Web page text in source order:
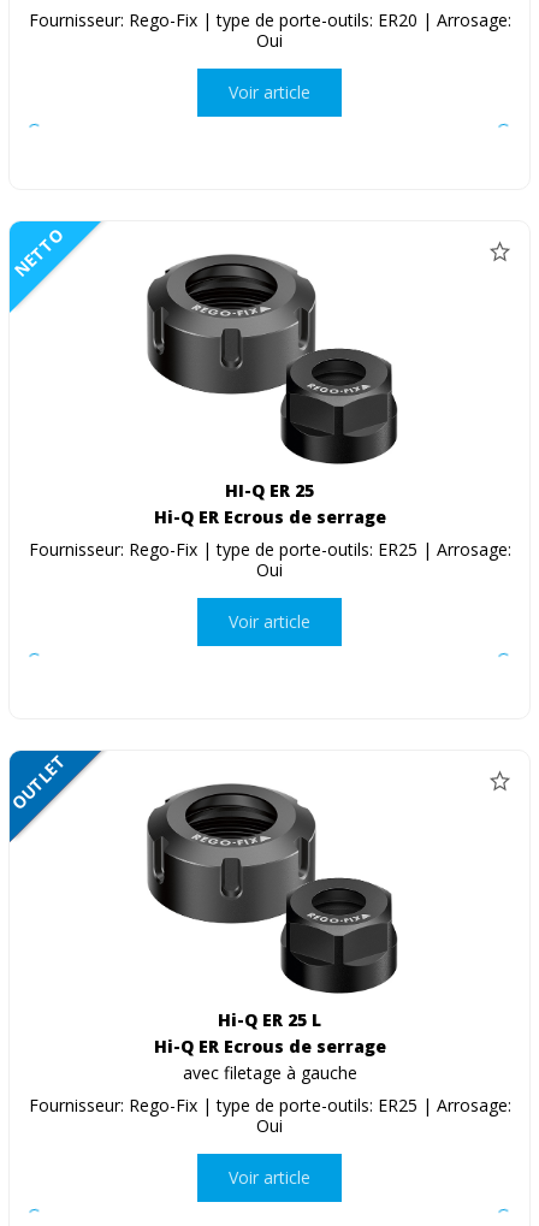
Fournisseur: Rego-Fix | type de porte-outils: ER20 | Arrosage:
Oui
Voir article
NETTO
HI-Q ER 25
Hi-Q ER Ecrous de serrage
Fournisseur: Rego-Fix | type de porte-outils: ER25 | Arrosage:
Oui
Voir article
SALE
OUTLET
Hi-Q ER 25 L
Hi-Q ER Ecrous de serrage
avec filetage à gauche
Fournisseur: Rego-Fix | type de porte-outils: ER25 | Arrosage:
Oui
Voir article